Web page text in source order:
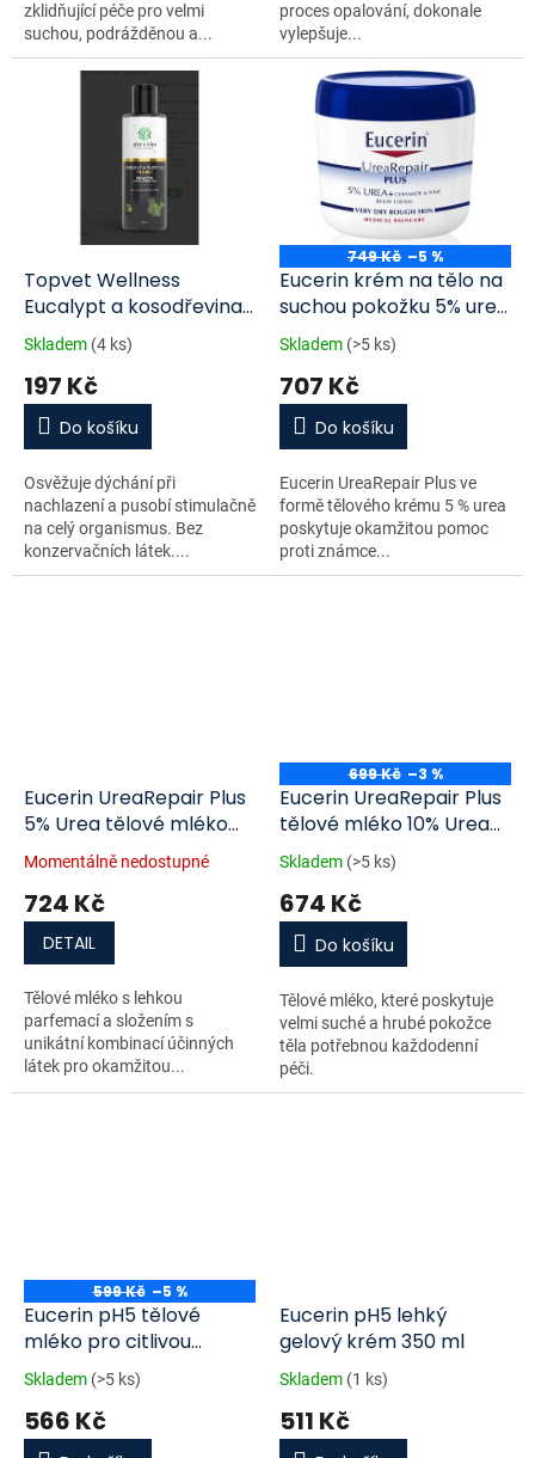
zklidňující péče pro velmi
suchou, podrážděnou a...
proces opalování, dokonale
vylepšuje...
Topvet Wellness
Eucalypt a kosodřevina
koupelový a msážní olej
200 ml
Skladem (4 ks)
197 Kč
Do košíku
Osvěžuje dýchání při
nachlazení a pusobí stimulačně
na celý organismus. Bez
konzervačních látek....
749 Kč –5 %
Eucerin krém na tělo na
suchou pokožku 5% urea
450 ml
Skladem (>5 ks)
707 Kč
Do košíku
Eucerin UreaRepair Plus ve
formě tělového krému 5 % urea
poskytuje okamžitou pomoc
proti známce...
Eucerin UreaRepair Plus
5% Urea tělové mléko
400 ml
Momentálně nedostupné
724 Kč
DETAIL
Tělové mléko s lehkou
parfemací a složením s
unikátní kombinací účinných
látek pro okamžitou...
699 Kč –3 %
Eucerin UreaRepair Plus
tělové mléko 10% Urea
400 ml
Skladem (>5 ks)
674 Kč
Do košíku
Tělové mléko, které poskytuje
velmi suché a hrubé pokožce
těla potřebnou každodenní
péči.
599 Kč –5 %
Eucerin pH5 tělové
mléko pro citlivou
pokožku 400 ml
Skladem (>5 ks)
566 Kč
Eucerin pH5 lehký
gelový krém 350 ml
Skladem (1 ks)
511 Kč